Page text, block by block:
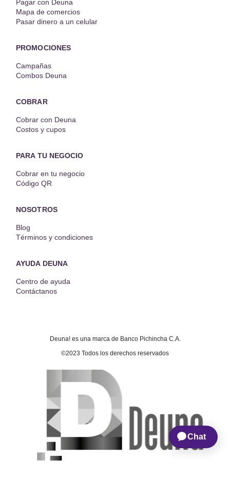
Pagar con Deuna
Mapa de comercios
Pasar dinero a un celular
PROMOCIONES
Campañas
Combos Deuna
COBRAR
Cobrar con Deuna
Costos y cupos
PARA TU NEGOCIO
Cobrar en tu negocio
Código QR
NOSOTROS
Blog
Términos y condiciones
AYUDA DEUNA
Centro de ayuda
Contáctanos
Deuna! es una marca de Banco Pichincha C.A.
©2023 Todos los derechos reservados